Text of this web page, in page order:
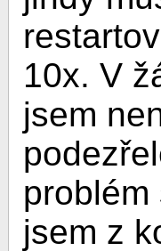
10x. V
jsem
jsem z